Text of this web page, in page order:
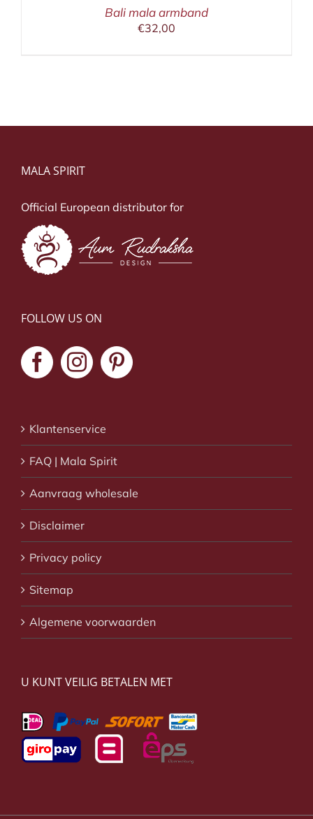
Bali mala armband
€32,00
MALA SPIRIT
Official European distributor for
FOLLOW US ON
Klantenservice
FAQ | Mala Spirit
Aanvraag wholesale
Disclaimer
Privacy policy
Sitemap
Algemene voorwaarden
U KUNT VEILIG BETALEN MET